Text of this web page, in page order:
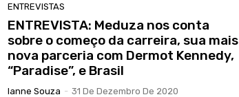
ENTREVISTAS
ENTREVISTA: Meduza nos conta
sobre o começo da carreira, sua mais
nova parceria com Dermot Kennedy,
“Paradise”, e Brasil
Ianne Souza - 31 De Dezembro De 2020